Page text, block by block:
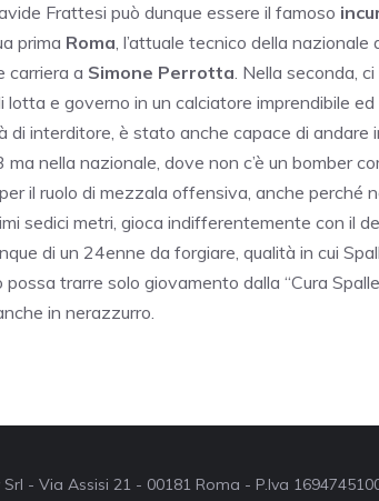
Frattesi può dunque essere il famoso
prima Roma, l’attuale tecnico della
carriera a Simone Perrotta. Nella seconda,
lotta e governo in un calciatore imprendibile
di interditore, è stato anche capace di andare
nella nazionale, dove non c’è un bomber
il ruolo di mezzala offensiva, anche perché
sedici metri, gioca indifferentemente con il
di un 24enne da forgiare, qualità in cui
trarre solo giovamento dalla “Cura
in nerazzurro.
- Via Assisi 21 - 00181 Roma - P.Iva